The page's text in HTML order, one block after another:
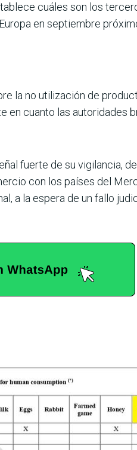
cuáles son los
en septiembre
la no utilización de
en cuanto las autoridades
fuerte de su vigilancia,
con los países del
a la espera de un fallo